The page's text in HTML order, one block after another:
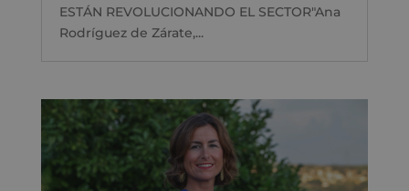
ESTÁN REVOLUCIONANDO EL SECTOR"Ana
Rodríguez de Zárate,...